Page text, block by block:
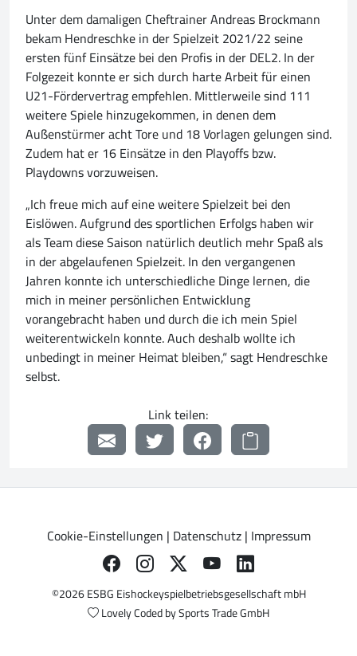
Unter dem damaligen Cheftrainer Andreas Brockmann
bekam Hendreschke in der Spielzeit 2021/22 seine
ersten fünf Einsätze bei den Profis in der DEL2. In der
Folgezeit konnte er sich durch harte Arbeit für einen
U21-Fördervertrag empfehlen. Mittlerweile sind 111
weitere Spiele hinzugekommen, in denen dem
Außenstürmer acht Tore und 18 Vorlagen gelungen sind.
Zudem hat er 16 Einsätze in den Playoffs bzw.
Playdowns vorzuweisen.
„Ich freue mich auf eine weitere Spielzeit bei den
Eislöwen. Aufgrund des sportlichen Erfolgs haben wir
als Team diese Saison natürlich deutlich mehr Spaß als
in der abgelaufenen Spielzeit. In den vergangenen
Jahren konnte ich unterschiedliche Dinge lernen, die
mich in meiner persönlichen Entwicklung
vorangebracht haben und durch die ich mein Spiel
weiterentwickeln konnte. Auch deshalb wollte ich
unbedingt in meiner Heimat bleiben,“ sagt Hendreschke
selbst.
Link teilen:
Cookie-Einstellungen | Datenschutz| Impressum
©2026 ESBG Eishockeyspielbetriebsgesellschaft mbH
Lovely Coded bySports Trade GmbH